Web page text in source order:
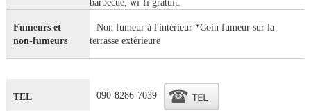
barbecue, wi-fi gratuit.
Fumeurs et
non-fumeurs
Non fumeur à l'intérieur *Coin fumeur sur la
terrasse extérieure
TEL 090-8286-7039